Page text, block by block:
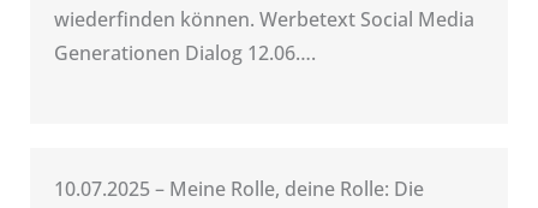
wiederfinden können. Werbetext Social Media
Generationen Dialog 12.06….
10.07.2025 – Meine Rolle, deine Rolle: Die